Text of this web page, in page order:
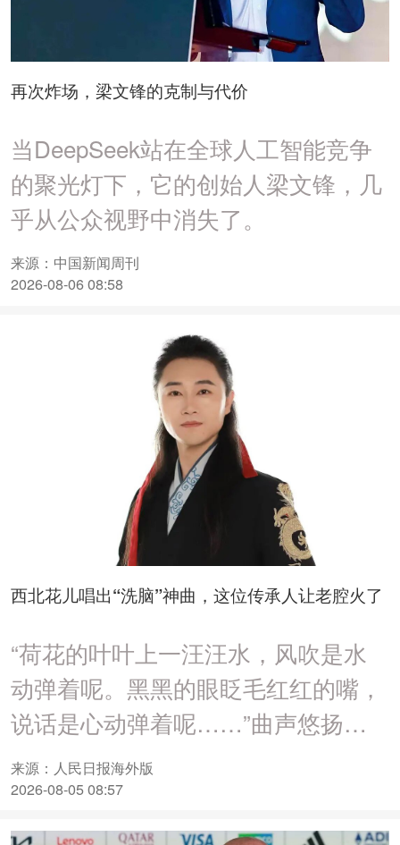
再次炸场，梁文锋的克制与代价
当DeepSeek站在全球人工智能竞争
的聚光灯下，它的创始人梁文锋，几
乎从公众视野中消失了。
来源：中国新闻周刊
2026-08-06 08:58
西北花儿唱出“洗脑”神曲，这位传承人让老腔火了
“荷花的叶叶上一汪汪水，风吹是水
动弹着呢。黑黑的眼眨毛红红的嘴，
说话是心动弹着呢……”曲声悠扬，
唱腔婉转，段兴华端坐案前，又练起
近来“洗脑”无数网友的歌曲《尕连
手》。
来源：人民日报海外版
2026-08-05 08:57